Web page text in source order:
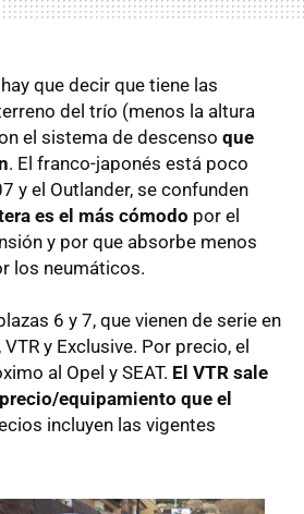
que decir que tiene las
del trío (menos la altura
el sistema de descenso que
. El franco-japonés está poco
y el Outlander, se confunden
es el más cómodo por el
y por que absorbe menos
los neumáticos.
6 y 7, que vienen de serie en
y Exclusive. Por precio, el
al Opel y SEAT. El VTR sale
equipamiento que el
incluyen las vigentes